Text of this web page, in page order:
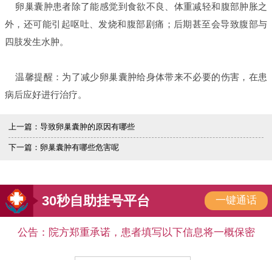
卵巢囊肿患者除了能感觉到食欲不良、体重减轻和腹部肿胀之
外，还可能引起呕吐、发烧和腹部剧痛；后期甚至会导致腹部与
四肢发生水肿。
温馨提醒：为了减少卵巢囊肿给身体带来不必要的伤害，在患
病后应好进行治疗。
上一篇： 导致卵巢囊肿的原因有哪些
下一篇： 卵巢囊肿有哪些危害呢
30秒自助挂号平台 一键通话
公告：院方郑重承诺，患者填写以下信息将一概保密